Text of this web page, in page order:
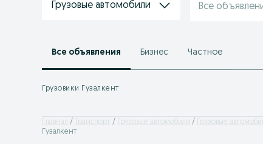
Грузовые автомобили Все
Все объявления Бизнес Частное
Грузовики Гузалкент
Главная Транспорт Грузовые автомобили Грузовые
Гузалкент